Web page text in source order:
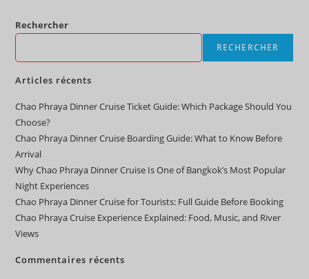
Rechercher
RECHERCHER
Articles récents
Chao Phraya Dinner Cruise Ticket Guide: Which Package Should You
Choose?
Chao Phraya Dinner Cruise Boarding Guide: What to Know Before
Arrival
Why Chao Phraya Dinner Cruise Is One of Bangkok’s Most Popular
Night Experiences
Chao Phraya Dinner Cruise for Tourists: Full Guide Before Booking
Chao Phraya Cruise Experience Explained: Food, Music, and River
Views
Commentaires récents